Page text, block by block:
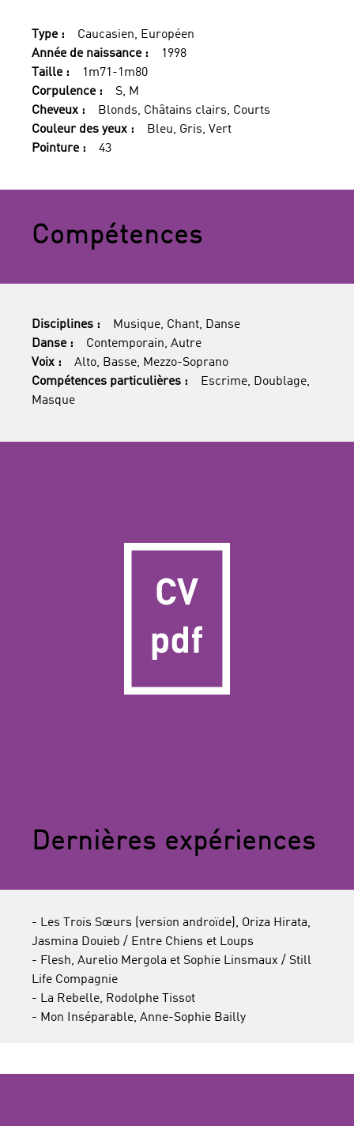
Type :
Caucasien, Européen
Année de naissance :
1998
Taille :
1m71-1m80
Corpulence :
S, M
Cheveux :
Blonds, Châtains clairs, Courts
Couleur des yeux :
Bleu, Gris, Vert
Pointure :
43
Compétences
Disciplines :
Musique, Chant, Danse
Danse :
Contemporain, Autre
Voix :
Alto, Basse, Mezzo-Soprano
Compétences particulières :
Escrime, Doublage,
Masque
Dernières expériences
- Les Trois Sœurs (version androïde), Oriza Hirata,
Jasmina Douieb / Entre Chiens et Loups
- Flesh, Aurelio Mergola et Sophie Linsmaux / Still
Life Compagnie
- La Rebelle, Rodolphe Tissot
- Mon Inséparable, Anne-Sophie Bailly